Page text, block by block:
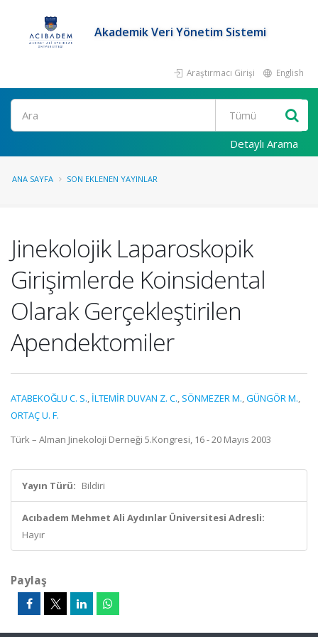
Akademik Veri Yönetim Sistemi
Araştırmacı Girişi English
Ara
Detaylı Arama
ANA SAYFA SON EKLENEN YAYINLAR
Jinekolojik Laparoskopik
Girişimlerde Koinsidental
Olarak Gerçekleştirilen
Apendektomiler
ATABEKOĞLU C. S., İLTEMİR DUVAN Z. C., SÖNMEZER M.,GÜNGÖR M.,
ORTAÇ U. F.
Türk – Alman Jinekoloji Derneği 5.Kongresi, 16 - 20 Mayıs 2003
Yayın Türü: Bildiri
Acıbadem Mehmet Ali Aydınlar Üniversitesi Adresli:
Hayır
Paylaş